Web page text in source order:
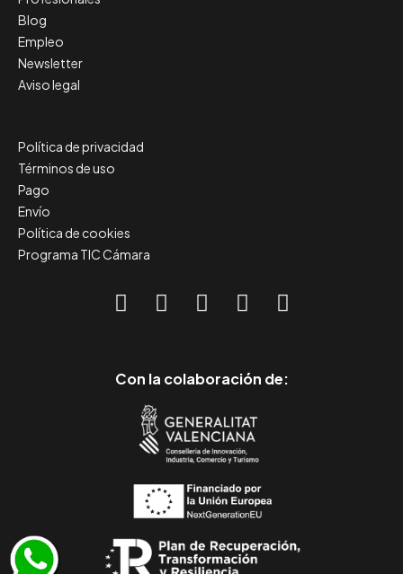
Blog
Empleo
Newsletter
Aviso legal
Política de privacidad
Términos de uso
Pago
Envío
Política de cookies
Programa TIC Cámara
Con la colaboración de: